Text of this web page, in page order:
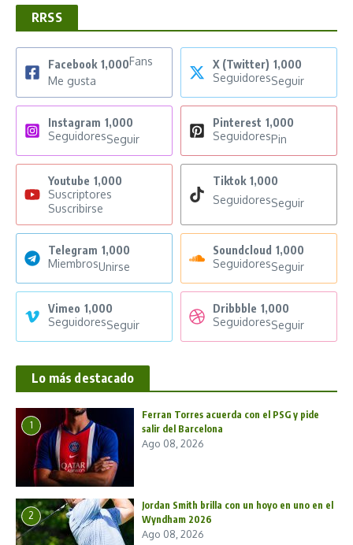
RRSS
Facebook 1,000Fans
Me gusta
X (Twitter) 1,000
SeguidoresSeguir
Instagram 1,000
SeguidoresSeguir
Pinterest 1,000
SeguidoresPin
Youtube 1,000
Suscriptores
Suscribirse
Tiktok 1,000
SeguidoresSeguir
Telegram 1,000
MiembrosUnirse
Soundcloud 1,000
SeguidoresSeguir
Vimeo 1,000
SeguidoresSeguir
Dribbble 1,000
SeguidoresSeguir
Lo más destacado
1
Ferran Torres acuerda con el PSG y pide
salir del Barcelona
Ago 08, 2026
2
Jordan Smith brilla con un hoyo en uno en el
Wyndham 2026
Ago 08, 2026